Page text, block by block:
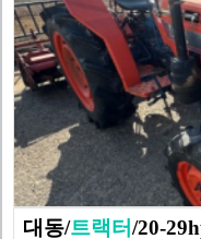
대동/트랙터/20-